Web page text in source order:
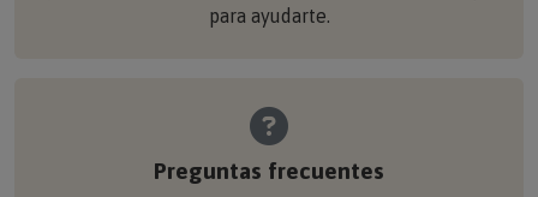
para ayudarte.
Preguntas frecuentes